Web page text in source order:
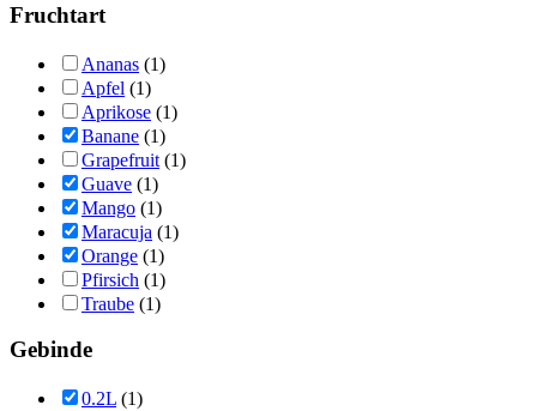
Fruchtart
Ananas (1)
Apfel (1)
Aprikose (1)
Banane (1)
Grapefruit (1)
Guave (1)
Mango (1)
Maracuja (1)
Orange (1)
Pfirsich (1)
Traube (1)
Gebinde
0.2L (1)